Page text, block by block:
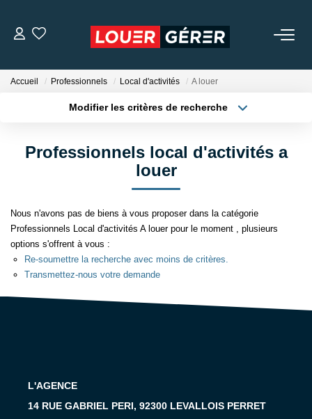
LOCATIONS
MISSIONS DE GESTION
GARANTIE DE LOYERS
NOS TÉMOIGNAGES
CONTACT
Accueil Professionnels Local d'activités A louer
Modifier les critères de recherche
Professionnels local d'activités a
louer
Nous n'avons pas de biens à vous proposer dans la catégorie
Professionnels Local d'activités A louer pour le moment , plusieurs
options s'offrent à vous :
Re-soumettre la recherche avec moins de critères.
Transmettez-nous votre demande
L'AGENCE
14 RUE GABRIEL PERI, 92300 LEVALLOIS PERRET